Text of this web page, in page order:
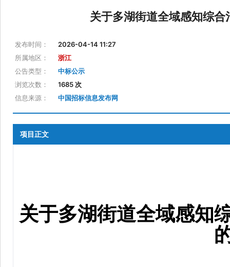
关于多湖街道全域感知综
发布时间：
2026-04-14 11:27
所属地区：
浙江
公告类型：
中标公示
浏览次数：
1685 次
信息来源：
中国招标信息发布网
项目正文